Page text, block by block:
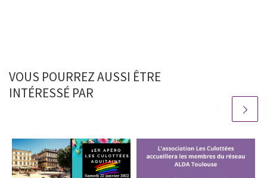
VOUS POURREZ AUSSI ÊTRE
INTÉRESSÉ PAR